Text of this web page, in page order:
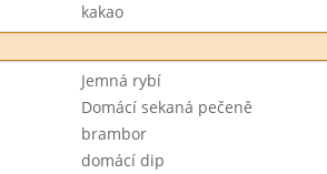
kakao
Jemná rybí
Domácí sekaná pečeně
brambor
domácí dip